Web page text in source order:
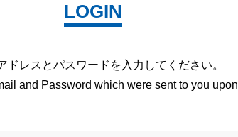
LOGIN
ドレスとパスワードを 入力してください。
and Password which were sent to you upon